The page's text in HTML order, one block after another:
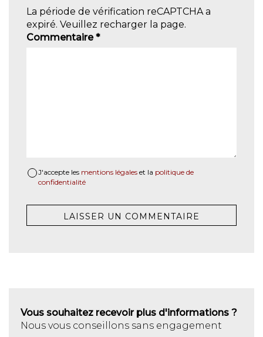
La période de vérification reCAPTCHA a
expiré. Veuillez recharger la page.
Commentaire*
J'accepte les mentions légales et la politique de
confidentialité
Vous souhaitez recevoir plus d'informations ?
Nous vous conseillons sans engagement